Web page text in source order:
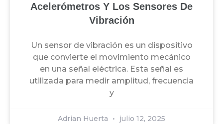
Acelerómetros Y Los Sensores De
Vibración
Un sensor de vibración es un dispositivo
que convierte el movimiento mecánico
en una señal eléctrica. Esta señal es
utilizada para medir amplitud, frecuencia
y
Adrian Huerta julio 12, 2025